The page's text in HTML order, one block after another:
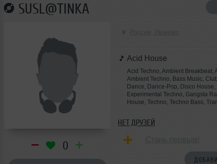
SUSL@TINKA
0
Acid House
Acid Techno, Ambient Breakbeat,
Ambient Techno, Bass Music,
Dance, Dance-Pop, Disco
Experimental Techno, Gangsta
House, Techno, Techno Bass,
НЕТ ДРУЗЕЙ